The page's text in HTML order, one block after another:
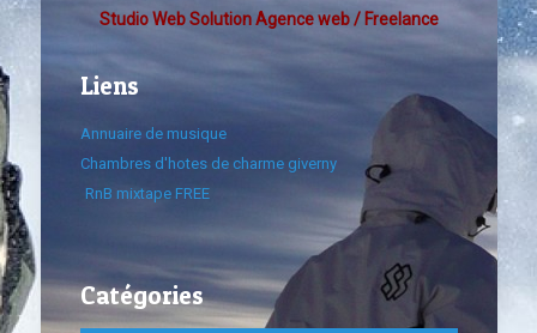
Studio Web Solution Agence web / Freelance
Liens
Annuaire de musique
Chambres d'hotes de charme giverny
RnB mixtape FREE
Catégories